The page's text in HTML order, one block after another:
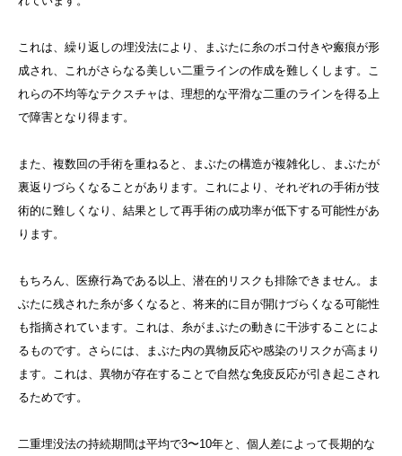
これは、繰り返しの埋没法により、まぶたに糸のボコ付きや瘢痕が形
成され、これがさらなる美しい二重ラインの作成を難しくします。こ
れらの不均等なテクスチャは、理想的な平滑な二重のラインを得る上
で障害となり得ます。
また、複数回の手術を重ねると、まぶたの構造が複雑化し、まぶたが
裏返りづらくなることがあります。これにより、それぞれの手術が技
術的に難しくなり、結果として再手術の成功率が低下する可能性があ
ります。
もちろん、医療行為である以上、潜在的リスクも排除できません。ま
ぶたに残された糸が多くなると、将来的に目が開けづらくなる可能性
も指摘されています。これは、糸がまぶたの動きに干渉することによ
るものです。さらには、まぶた内の異物反応や感染のリスクが高まり
ます。これは、異物が存在することで自然な免疫反応が引き起こされ
るためです。
二重埋没法の持続期間は平均で3〜10年と、個人差によって長期的な